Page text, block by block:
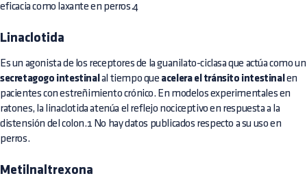
eficacia como laxante en perros.4
Linaclotida
Es un agonista de los receptores de la guanilato-ciclasa que actúa como un
secretagogo intestinal al tiempo que acelera el tránsito intestinal en
pacientes con estreñimiento crónico. En modelos experimentales en
ratones, la linaclotida atenúa el reflejo nociceptivo en respuesta a la
distensión del colon.1 No hay datos publicados respecto a su uso en
perros.
Metilnaltrexona